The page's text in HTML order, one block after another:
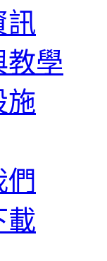
訊
教學
施
載